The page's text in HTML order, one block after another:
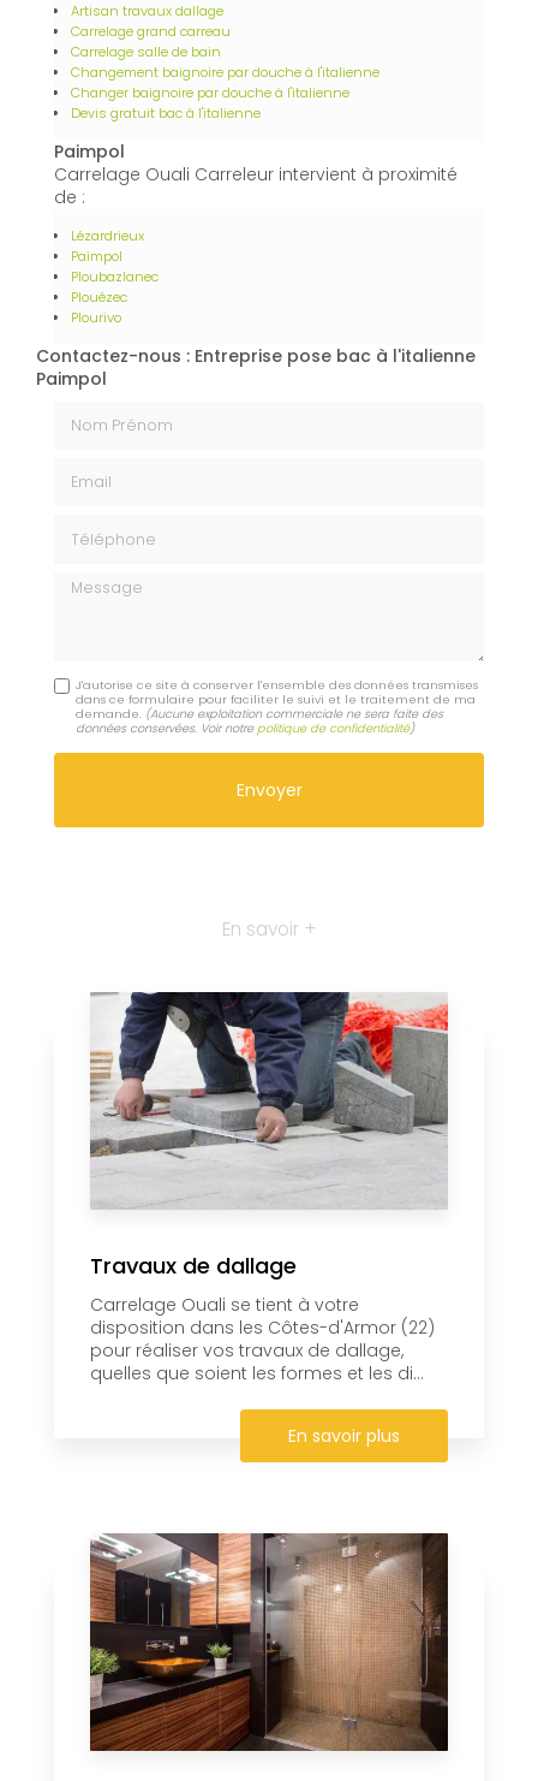
Artisan travaux dallage
Carrelage grand carreau
Carrelage salle de bain
Changement baignoire par douche à l'italienne
Changer baignoire par douche à l'italienne
Devis gratuit bac à l'italienne
Paimpol
Carrelage Ouali Carreleur intervient à proximité
de :
Lézardrieux
Paimpol
Ploubazlanec
Plouézec
Plourivo
Contactez-nous : Entreprise pose bac à l'italienne
Paimpol
Message
J'autorise ce site à conserver l'ensemble des données transmises
dans ce formulaire pour faciliter le suivi et le traitement de ma
demande. (Aucune exploitation commerciale ne sera faite des
données conservées. Voir notrepolitique de confidentialité)
En savoir +
Travaux de dallage
Carrelage Ouali se tient à votre
disposition dans les Côtes-d'Armor (22)
pour réaliser vos travaux de dallage,
quelles que soient les formes et les di...
En savoir plus